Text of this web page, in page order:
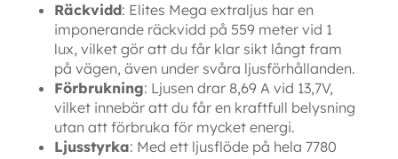
Räckvidd: Elites Mega extraljus har en
imponerande räckvidd på 559 meter vid 1
lux, vilket gör att du får klar sikt långt fram
på vägen, även under svåra ljusförhållanden.
Förbrukning: Ljusen drar 8,69 A vid 13,7V,
vilket innebär att du får en kraftfull belysning
utan att förbruka för mycket energi.
Ljusstyrka: Med ett ljusflöde på hela 7780